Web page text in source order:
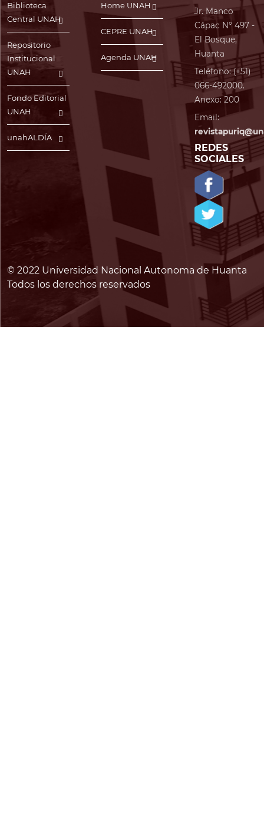
Biblioteca
Central UNAH
Repositorio
Institucional
UNAH
Fondo Editorial
UNAH
unahALDÍA
Home UNAH
CEPRE UNAH
Agenda UNAH
Jr. Manco
Cápac N° 497 -
El Bosque,
Huanta
Teléfono: (+51)
066-492000.
Anexo: 200
Email:
REDES
SOCIALES
© 2022 Universidad Nacional Autonoma de Huanta
Todos los derechos reservados